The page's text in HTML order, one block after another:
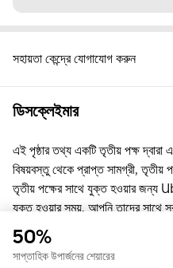
সহায়তা কেন্দ্রে যোগাযোগ করুন
ডিসক্লেইমার
এই পৃষ্ঠার তথ্য একটি তৃতীয় পক্ষ দ্বারা
বিষয়বস্তু থেকে প্রাপ্ত সামগ্রী, তৃতীয়
তৃতীয় পক্ষের সাথে যুক্ত হওয়ার জন্য
যুক্ত হওয়ার সময়, আপনি তাদের সাথে
চুক্তিতে Uber কোনো পক্ষ নয়।
সাথে যোগাযোগ করুন।
50%
সাপ্তাহিক উপার্জনের শেয়ারের